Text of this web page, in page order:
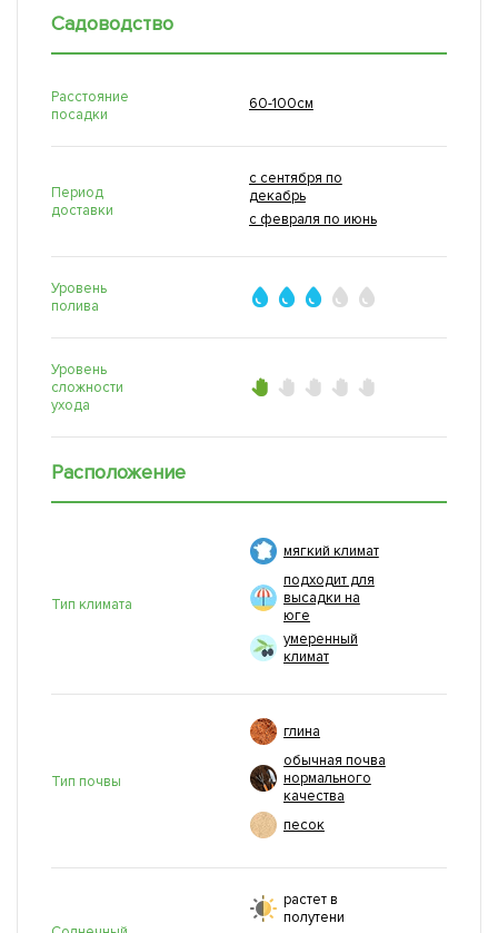
Садоводство
Расстояние
посадки
60-100см
Период
доставки
с сентября по
декабрь
с февраля по июнь
Уровень
полива
Уровень
сложности
ухода
Расположение
Тип климата
мягкий климат
подходит для
высадки на
юге
умеренный
климат
Тип почвы
глина
обычная почва
нормального
качества
песок
растет в
полутени